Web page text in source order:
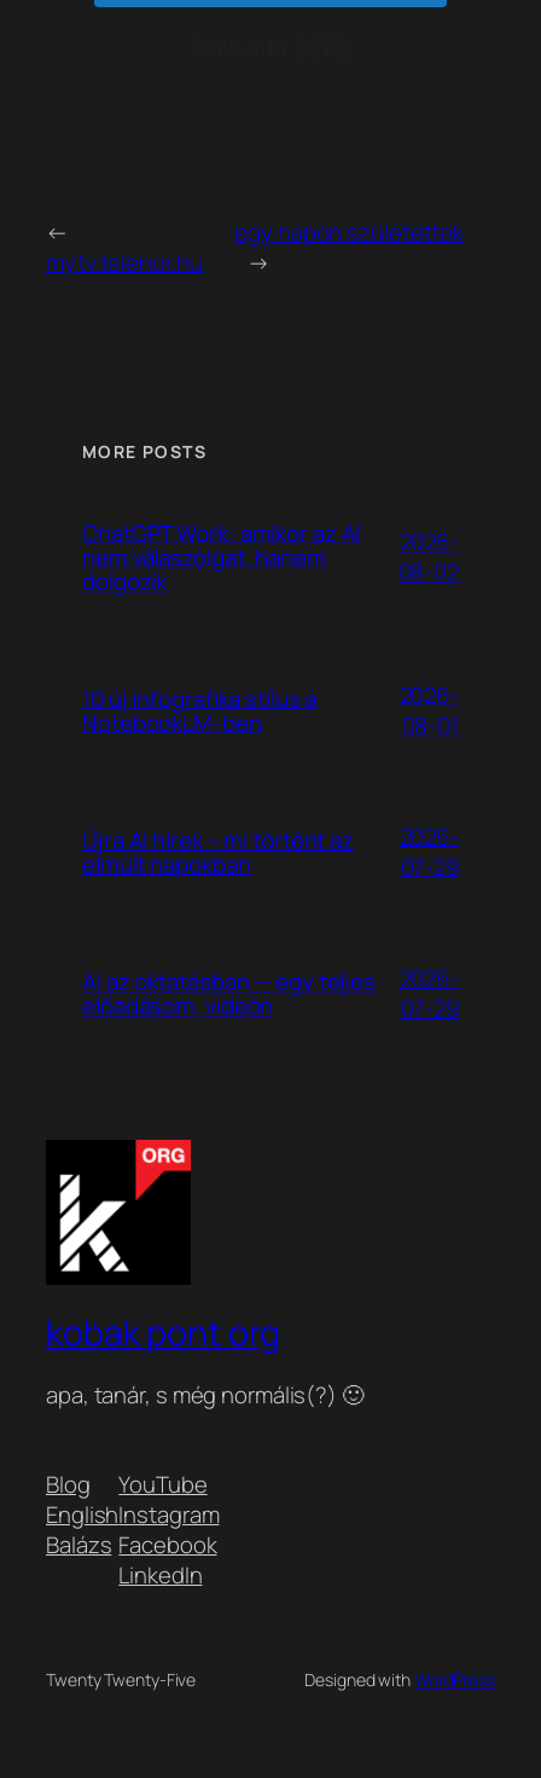
←
mytv.telenor.hu
egy napon születettek
→
MORE POSTS
ChatGPT Work: amikor az AI
nem válaszolgat, hanem
dolgozik
2026-
08-02
10 új infografika stílus a
NotebookLM-ben
2026-
08-01
Újra AI hírek – mi történt az
elmúlt napokban
2026-
07-29
AI az oktatásban — egy teljes
előadásom, videón
2026-
07-29
kobak pont org
apa, tanár, s még normális(?) 🙂
Blog
English
Balázs
YouTube
Instagram
Facebook
LinkedIn
Twenty Twenty-Five Designed withWordPress